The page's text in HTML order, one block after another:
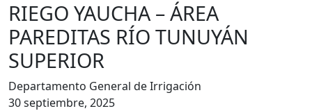
RIEGO YAUCHA – ÁREA
PAREDITAS RÍO TUNUYÁN
SUPERIOR
Departamento General de Irrigación
30 septiembre, 2025